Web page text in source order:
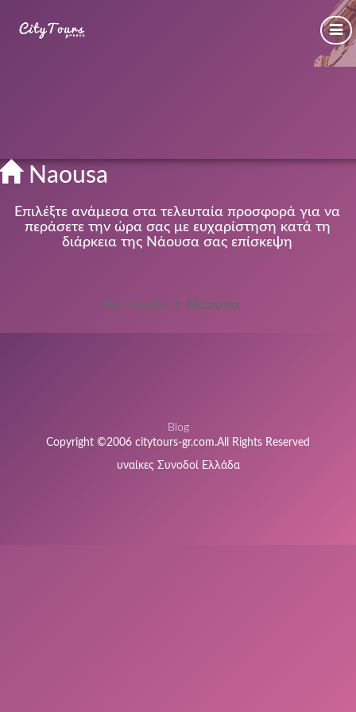
Naousa
Επιλέξτε ανάμεσα στα τελευταία προσφορά για να
περάσετε την ώρα σας με ευχαρίστηση κατά τη
διάρκεια της Νάουσα σας επίσκεψη
No results in Νάουσα
Blog
Copyright ©2006 citytours-gr.com.All Rights Reserved
υναίκες Συνοδοί Ελλάδα